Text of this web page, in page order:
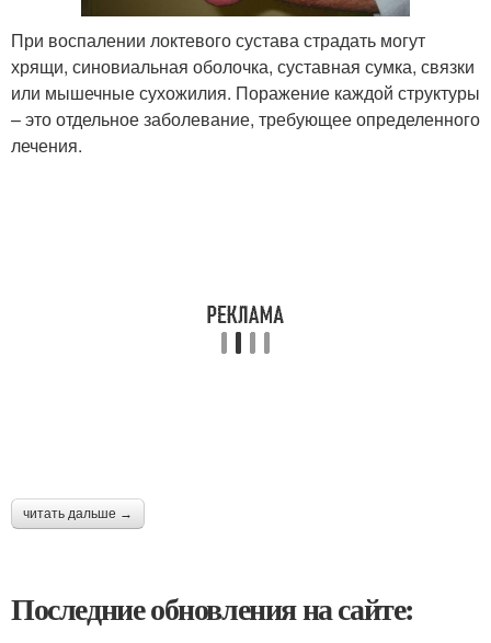
При воспалении локтевого сустава страдать могут
хрящи, синовиальная оболочка, суставная сумка, связки
или мышечные сухожилия. Поражение каждой структуры
– это отдельное заболевание, требующее определенного
лечения.
читать дальше →
Последние обновления на сайте: